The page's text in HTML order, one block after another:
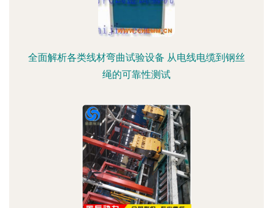
全面解析各类线材弯曲试验设备 从电线电缆到钢丝
绳的可靠性测试